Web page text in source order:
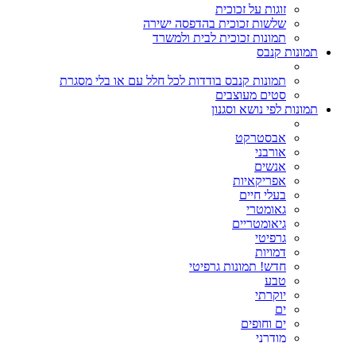
זוגות על זכוכית
שלשות זכוכית בהדפסה ישירה
תמונות זכוכית לבית ולמשרד
תמונות קנבס
תמונות קנבס בודדות לכל חלל עם או בלי מסגרת
סטים מעוצבים
תמונות לפי נושא וסגנון
אבסטרקט
אורבני
אנשים
אפריקאיות
בעלי חיים
גאומטרי
גיאומטריים
גרפיטי
דמויות
חדש! תמונות גרפיטי
טבע
יוקרתי
ים
ים וחופים
מודרני